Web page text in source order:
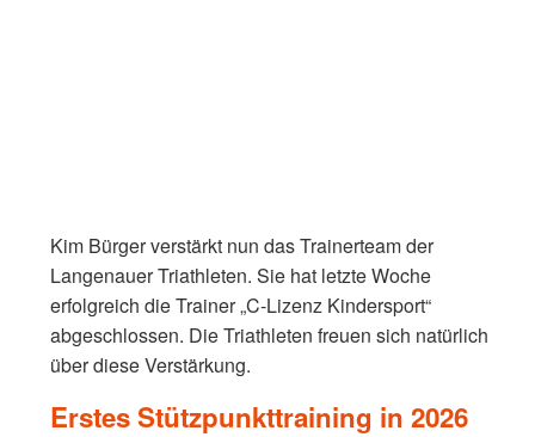
Kim Bürger verstärkt nun das Trainerteam der
Langenauer Triathleten. Sie hat letzte Woche
erfolgreich die Trainer „C‑Lizenz Kindersport“
abgeschlossen. Die Triathleten freuen sich natürlich
über diese Verstärkung.
Erstes Stützpunkttraining in 2026